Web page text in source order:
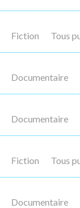
Fiction Tous
Documentaire
Documentaire
Fiction Tous
Documentaire